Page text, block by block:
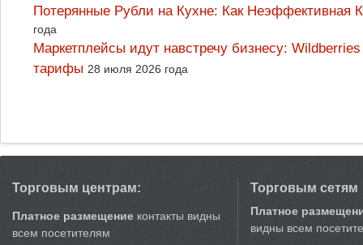
Потерянные Рубли на Кухне: Как
года
Маркетплейсы идут навстречу бизнесу:
тарифы 28 июля 2026 года
Торговым центрам:
Платное размещение контакты видны
всем посетителям
Торговым сетям
Платное
видны всем